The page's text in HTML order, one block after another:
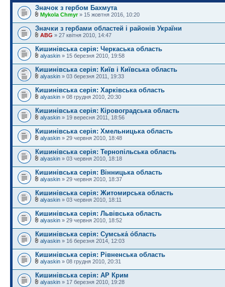
Значок з гербом Бахмута
Mykola Chmyr» 15 жовтня 2016, 10:20
Значки з гербами областей і районів України
ABG » 27 квітня 2010, 14:47
Кишинiвська серія: Черкаська область
alyaskin » 15 березня 2010, 19:58
Кишинiвська серія: Київ і Київська область
alyaskin » 03 березня 2011, 19:33
Кишинiвська серія: Харківська область
alyaskin » 08 грудня 2010, 20:30
Кишинiвська серія: Кіровоградська область
alyaskin » 19 вересня 2011, 18:56
Кишинiвська серія: Хмельницька область
alyaskin » 29 червня 2010, 18:48
Кишинiвська серія: Тернопільська область
alyaskin » 03 червня 2010, 18:18
Кишинiвська серія: Вінницька область
alyaskin » 29 червня 2010, 18:37
Кишинiвська серія: Житомирська область
alyaskin » 03 червня 2010, 18:11
Кишинiвська серія: Львівська область
alyaskin » 29 червня 2010, 18:52
Кишинiвська серія: Сумська́ о́бласть
alyaskin » 16 березня 2014, 12:03
Кишинiвська серія: Рівненська область
alyaskin » 08 грудня 2010, 20:31
Кишинiвська серія: АР Крим
alyaskin » 17 березня 2010, 19:28